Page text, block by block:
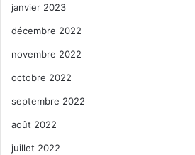
janvier 2023
décembre 2022
novembre 2022
octobre 2022
septembre 2022
août 2022
juillet 2022